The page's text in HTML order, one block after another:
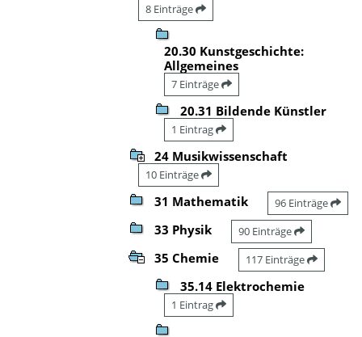
8 Einträge
20.30 Kunstgeschichte:
Allgemeines
7 Einträge
20.31 Bildende Künstler
1 Eintrag
24 Musikwissenschaft
10 Einträge
31 Mathematik 96 Einträge
33 Physik 90 Einträge
35 Chemie 117 Einträge
35.14 Elektrochemie
1 Eintrag